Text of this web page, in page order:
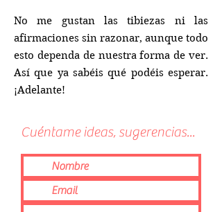
No me gustan las tibiezas ni las
afirmaciones sin razonar, aunque todo
esto dependa de nuestra forma de ver.
Así que ya sabéis qué podéis esperar.
¡Adelante!
Cuéntame ideas, sugerencias...